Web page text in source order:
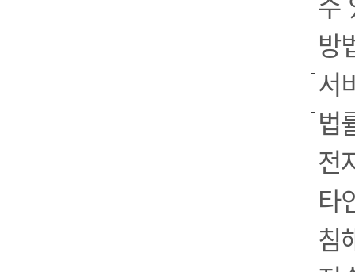
방
서
법
전
타
침